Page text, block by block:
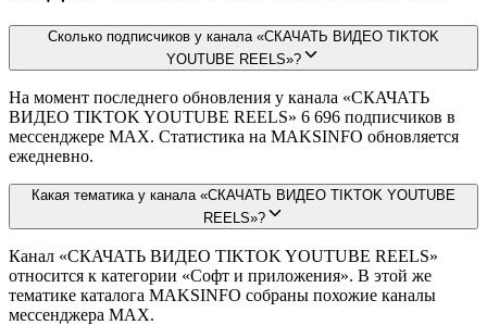
Сколько подписчиков у канала «СКАЧАТЬ ВИДЕО TIKTOK
YOUTUBE REELS»?
На момент последнего обновления у канала «СКАЧАТЬ
ВИДЕО TIKTOK YOUTUBE REELS» 6 696 подписчиков в
мессенджере MAX. Статистика на MAKSINFO обновляется
ежедневно.
Какая тематика у канала «СКАЧАТЬ ВИДЕО TIKTOK YOUTUBE
REELS»?
Канал «СКАЧАТЬ ВИДЕО TIKTOK YOUTUBE REELS»
относится к категории «Софт и приложения». В этой же
тематике каталога MAKSINFO собраны похожие каналы
мессенджера MAX.